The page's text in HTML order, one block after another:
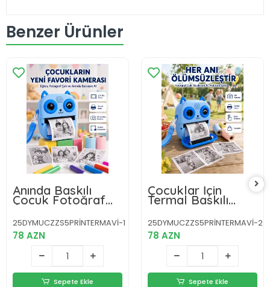
Benzer Ürünler
Anında Baskılı
Çocuk Fotoğraf
Makinesi Termal
Yazıcılı Selfie
Kamerası
25DYMUCZZS5PRİNTERMAVİ-1
78 AZN
Sepete Ekle
Çocuklar İçin
Termal Baskılı
Dijital Fotoğraf
Makinesi Ön ve
Arka Kameralı
25DYMUCZZS5PRİNTERMAVİ-2
78 AZN
Sepete Ekle